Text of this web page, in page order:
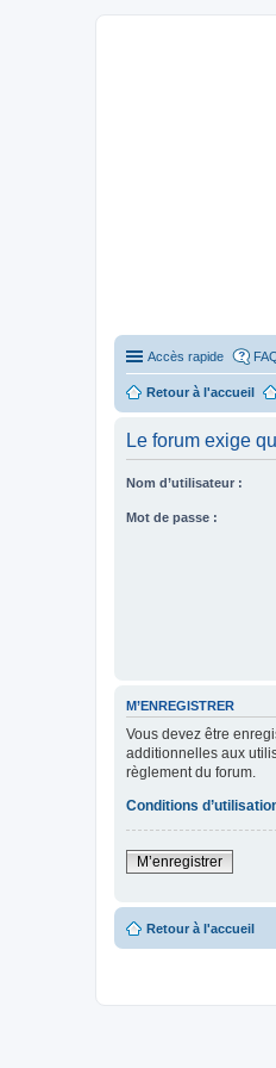
Stylevan -
Accès rapide
Retour à l'accueil
Le forum exige
Nom d’utilisateur :
Mot de passe :
M’ENREGISTRER
Vous devez être
additionnelles aux
règlement du forum.
Conditions
M’enregistrer
Retour à l'accueil